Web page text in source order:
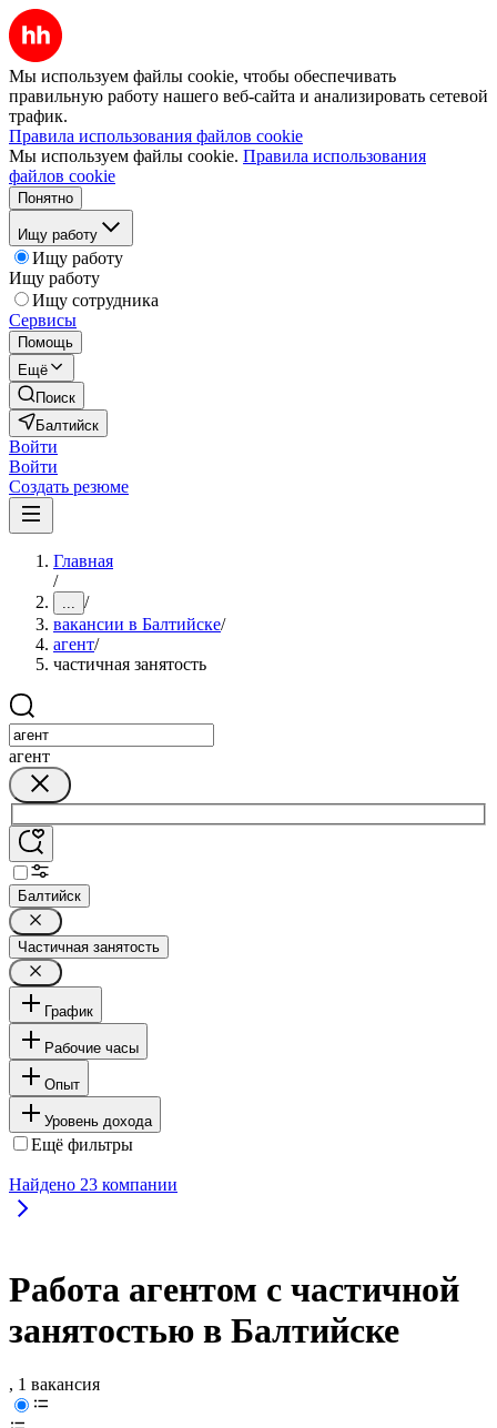
Мы используем файлы cookie, чтобы обеспечивать
правильную работу нашего веб-сайта и анализировать сетевой
трафик.
Правила использования файлов cookie
Мы используем файлы cookie. Правила использования
файлов cookie
Понятно
Ищу работу
Ищу работу
Ищу работу
Ищу сотрудника
Сервисы
Помощь
Ещё
Поиск
Балтийск
Войти
Войти
Создать резюме
Главная
/
... /
вакансии в Балтийске/
агент/
частичная занятость
агент
Балтийск
Частичная занятость
График
Рабочие часы
Опыт
Уровень дохода
Ещё фильтры
Найдено 23 компании
Работа агентом с частичной
занятостью в Балтийске
, 1 вакансия